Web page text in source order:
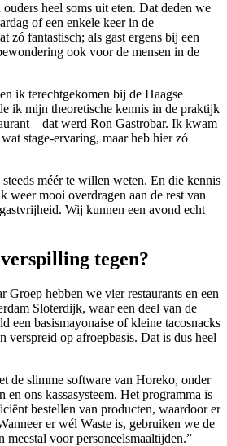
heel soms uit eten. Dat deden we
of een enkele keer in de
zó fantastisch; als gast ergens bij een
ook voor de mensen in de
ik terechtgekomen bij de Haagse
ik mijn theoretische kennis in de praktijk
– dat werd Ron Gastrobar. Ik kwam
stage-ervaring, maar heb hier zó
méér te willen weten. En die kennis
weer mooi overdragen aan de rest van
Wij kunnen een avond echt
tegen?
Groep hebben we vier restaurants en een
Sloterdijk, waar een deel van de
een basismayonaise of kleine tacosnacks
verspreid op afroepbasis. Dat is dus heel
de slimme software van Horeko, onder
en ons kassasysteem. Het programma is
bestellen van producten, waardoor er
er wél Waste is, gebruiken we de
meestal voor personeelsmaaltijden.”